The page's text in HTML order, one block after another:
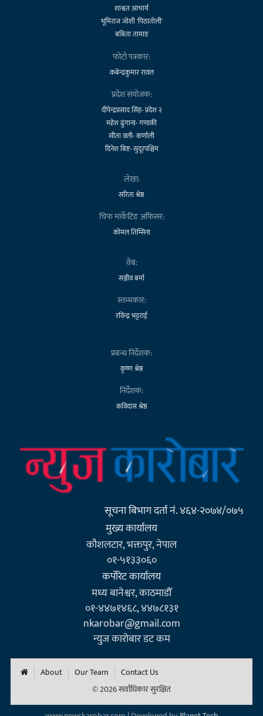
शाश्वत आचार्य
भूमिराज जोशी 'पिठातोली'
बबिता तामाङ
फोटो पत्रकार:
कबेन्द्रकुमार रावल
प्रदेश संयोजक:
दीपेन्द्रप्रसाद सिंह- प्रदेश २
महेश ढुंगाना- गण्डकी
सीता वली- कर्णाली
दिनेश बिष्ट- सुदूरपश्चिम
लेखा:
सरिता श्रेष्ठ
चिफ मार्केटिङ अफिसर:
कोमल तिम्सिना
वेब:
सञ्जीव बर्मा
स्तम्भकार:
रविन्द्र भट्टराई
प्रबन्ध निर्देशक:
कृष्ण श्रेष्ठ
निर्देशक:
कविदास श्रेष्ठ
सूचना बिभाग दर्ता नं. ४६४-२०७४/०७५
मुख्य कार्यालय
कौशलटार, भक्तपुर, नेपाल
०१-५१३३०६०
कर्पाेरेट कार्यालय
मध्य बानेश्वर, काठमाडौँ
०१-४४७१४६८, ४४७८१३१
nkarobar@gmail.com
न्युज कारोबार डट कम
About Our Team
Contact Us
© 2026 सर्वाधिकार सुरक्षित